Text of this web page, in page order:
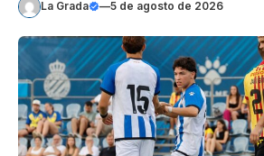
La Grada —5 de agosto de 2026